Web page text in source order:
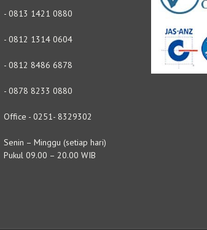
- 0813 1421 0880
- 0812 1314 0604
- 0812 8486 6878
- 0878 8233 0880
Office - 0251- 8329302
Senin – Minggu (setiap hari)
Pukul 09.00 – 20.00 WIB